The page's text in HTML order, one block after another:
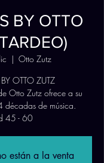
BY OTTO
  |
Otto Zutz
OTTO ZUTZ
Otto Zutz ofrece a su
décadas de música.
45 - 60
están a la venta